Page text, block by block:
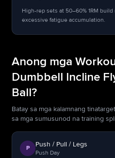
High-rep sets at 50–60% 1RM
excessive fatigue accumulation.
Anong mga
Dumbbell Incline
Ball?
Batay sa mga kalamnang
sa mga sumusunod na training
P Push / Pull / Legs
Push Day